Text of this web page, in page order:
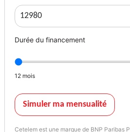
- Support lombaire
- Véhicule non-fumeur
- Volant en cuir
Descriptions :
- Nombre de places : 4
Equipements :
Durée du financement
12 mois
Simuler ma mensualité
Cetelem est une marque de BNP Paribas